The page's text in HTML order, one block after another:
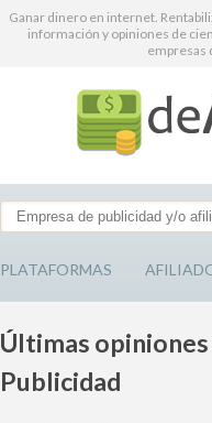
Ganar dinero en internet.
información y opiniones de
empresas
PLATAFORMAS
Últimas
Publicidad